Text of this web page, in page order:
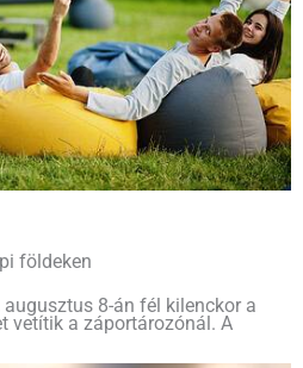
földeken
8-án fél kilenckor a
vetítik a záportározónál. A